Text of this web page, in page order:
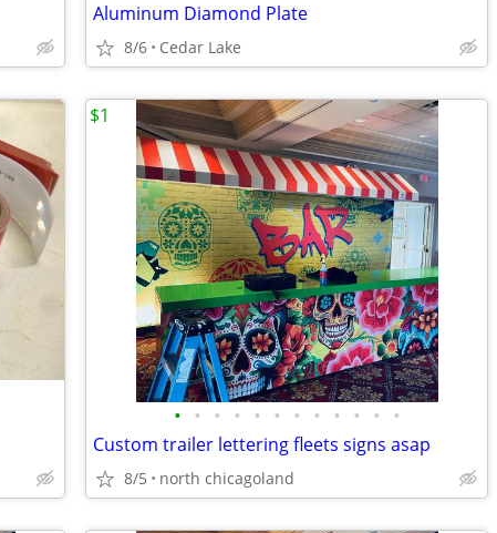
Aluminum Diamond Plate
8/6 Cedar Lake
• • • • • • • • • • • •
Custom trailer lettering fleets signs asap
8/5 north chicagoland
$1